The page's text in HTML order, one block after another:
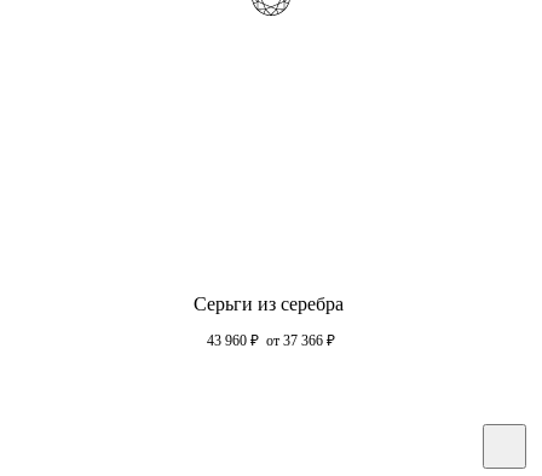
Серьги из серебра
43 960 ₽ от 37 366 ₽